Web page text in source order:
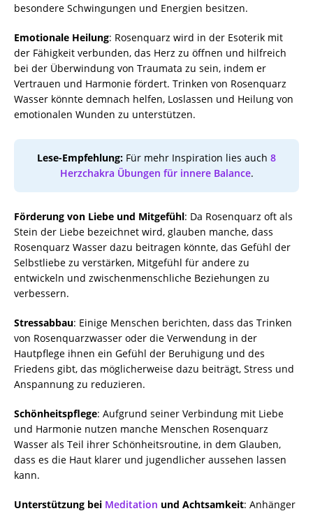
besondere Schwingungen und Energien besitzen.
Emotionale Heilung: Rosenquarz wird in der Esoterik mit
der Fähigkeit verbunden, das Herz zu öffnen und hilfreich
bei der Überwindung von Traumata zu sein, indem er
Vertrauen und Harmonie fördert. Trinken von Rosenquarz
Wasser könnte demnach helfen, Loslassen und Heilung von
emotionalen Wunden zu unterstützen.
Lese-Empfehlung: Für mehr Inspiration lies auch 8
Herzchakra Übungen für innere Balance.
Förderung von Liebe und Mitgefühl: Da Rosenquarz oft als
Stein der Liebe bezeichnet wird, glauben manche, dass
Rosenquarz Wasser dazu beitragen könnte, das Gefühl der
Selbstliebe zu verstärken, Mitgefühl für andere zu
entwickeln und zwischenmenschliche Beziehungen zu
verbessern.
Stressabbau: Einige Menschen berichten, dass das Trinken
von Rosenquarzwasser oder die Verwendung in der
Hautpflege ihnen ein Gefühl der Beruhigung und des
Friedens gibt, das möglicherweise dazu beiträgt, Stress und
Anspannung zu reduzieren.
Schönheitspflege: Aufgrund seiner Verbindung mit Liebe
und Harmonie nutzen manche Menschen Rosenquarz
Wasser als Teil ihrer Schönheitsroutine, in dem Glauben,
dass es die Haut klarer und jugendlicher aussehen lassen
kann.
Unterstützung bei Meditation und Achtsamkeit: Anhänger